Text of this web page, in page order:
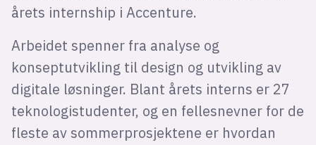
årets internship i Accenture.
Arbeidet spenner fra analyse og
konseptutvikling til design og utvikling av
digitale løsninger. Blant årets interns er 27
teknologistudenter, og en fellesnevner for de
fleste av sommerprosjektene er hvordan